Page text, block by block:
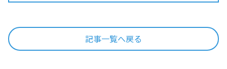
記事一覧へ戻る